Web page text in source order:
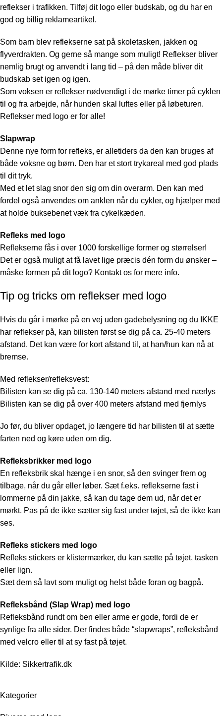
Kategorier
reflekser i trafikken. Tilføj dit logo eller budskab, og du har en
god og billig reklameartikel.
Som barn blev reflekserne sat på skoletasken, jakken og
flyverdrakten. Og gerne så mange som muligt! Reflekser bliver
nemlig brugt og anvendt i lang tid – på den måde bliver dit
budskab set igen og igen.
Som voksen er reflekser nødvendigt i de mørke timer på cyklen
til og fra arbejde, når hunden skal luftes eller på løbeturen.
Reflekser med logo er for alle!
Slapwrap
Denne nye form for refleks, er alletiders da den kan bruges af
både voksne og børn. Den har et stort trykareal med god plads
til dit tryk.
Med et let slag snor den sig om din overarm. Den kan med
fordel også anvendes om anklen når du cykler, og hjælper med
at holde buksebenet væk fra cykelkæden.
Refleks med logo
Reflekserne fås i over 1000 forskellige former og størrelser!
Det er også muligt at få lavet lige præcis dén form du ønsker –
måske formen på dit logo? Kontakt os for mere info.
Tip og tricks om reflekser med logo
Hvis du går i mørke på en vej uden gadebelysning og du IKKE
har reflekser på, kan bilisten først se dig på ca. 25-40 meters
afstand. Det kan være for kort afstand til, at han/hun kan nå at
bremse.
Med reflekser/refleksvest:
Bilisten kan se dig på ca. 130-140 meters afstand med nærlys
Bilisten kan se dig på over 400 meters afstand med fjernlys
Jo før, du bliver opdaget, jo længere tid har bilisten til at sætte
farten ned og køre uden om dig.
Refleksbrikker med logo
En refleksbrik skal hænge i en snor, så den svinger frem og
tilbage, når du går eller løber. Sæt f.eks. reflekserne fast i
lommerne på din jakke, så kan du tage dem ud, når det er
mørkt. Pas på de ikke sætter sig fast under tøjet, så de ikke kan
ses.
Refleks stickers med logo
Refleks stickers er klistermærker, du kan sætte på tøjet, tasken
eller lign.
Sæt dem så lavt som muligt og helst både foran og bagpå.
Refleksbånd (Slap Wrap) med logo
Refleksbånd rundt om ben eller arme er gode, fordi de er
synlige fra alle sider. Der findes både “slapwraps”, refleksbånd
med velcro eller til at sy fast på tøjet.
Kilde: Sikkertrafik.dk